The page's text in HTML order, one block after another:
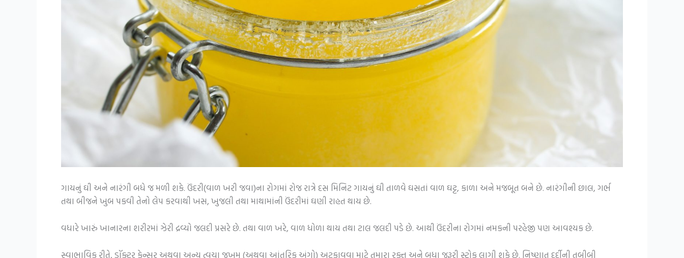
ગાયનું ઘી અને નારંગી બધે જ મળી શકે. ઉંદરી(વાળ ખરી જવા)ના રોગમાં રોજ રાત્રે દસ મિનિટ ગાયનું ઘી તાળવે ઘસતાં વાળ ઘટ્ટ, કાળા અને મજબૂત બને છે. નારંગીની છાલ, ગર્ભ
તથા બીજને ખુબ પકવી તેનો લેપ કરવાથી ખસ, ખુજલી તથા માથામાંની ઉંદરીમાં ઘણી રાહત થાય છે.
વધારે ખારું ખાનારના શરીરમાં ઝેરી દ્રવ્યો જલદી પ્રસરે છે. તથા વાળ ખરે, વાળ ધોળા થાય તથા ટાલ જલદી પડે છે. આથી ઉંદરીના રોગમાં નમકની પરહેજી પણ આવશ્યક છે.
સ્વાભાવિક રીતે, ડૉક્ટર કેન્સર અથવા અન્ય ત્વચા જખમ (અથવા આંતરિક અંગો) અટકાવવા માટે તમારા રક્ત અને બધા જરૂરી સ્ટ્રોક લાગી શકે છે. નિષ્ણાત દર્દીની તબીબી